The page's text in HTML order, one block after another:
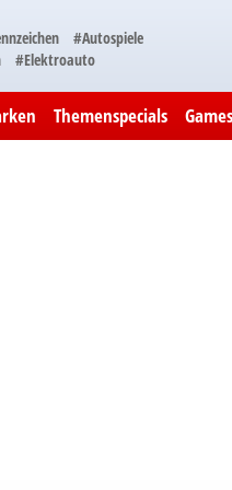
#Autospiele
#Elektroauto
Themenspecials Games